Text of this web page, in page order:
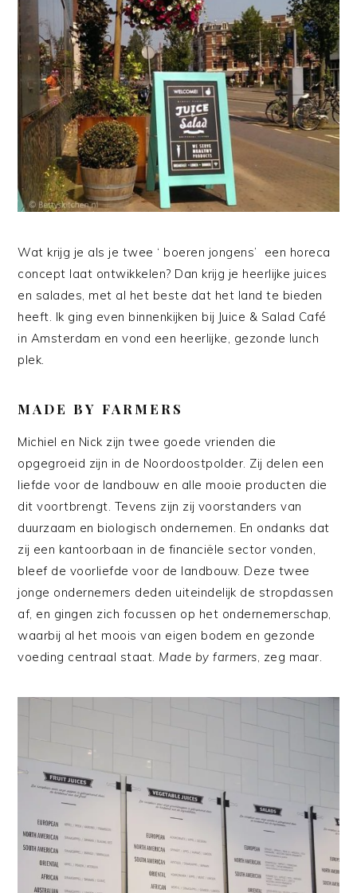
Wat krijg je als je twee ‘ boeren jongens’ een horeca
concept laat ontwikkelen? Dan krijg je heerlijke juices
en salades, met al het beste dat het land te bieden
heeft. Ik ging even binnenkijken bij Juice & Salad Café
in Amsterdam en vond een heerlijke, gezonde lunch
plek.
MADE BY FARMERS
Michiel en Nick zijn twee goede vrienden die
opgegroeid zijn in de Noordoostpolder. Zij delen een
liefde voor de landbouw en alle mooie producten die
dit voortbrengt. Tevens zijn zij voorstanders van
duurzaam en biologisch ondernemen. En ondanks dat
zij een kantoorbaan in de financiële sector vonden,
bleef de voorliefde voor de landbouw. Deze twee
jonge ondernemers deden uiteindelijk de stropdassen
af, en gingen zich focussen op het ondernemerschap,
waarbij al het moois van eigen bodem en gezonde
voeding centraal staat. Made by farmers, zeg maar.